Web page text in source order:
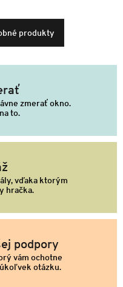
produkty
zmerať okno.
to.
vďaka ktorým
hračka.
podpory
vám ochotne
otázku.